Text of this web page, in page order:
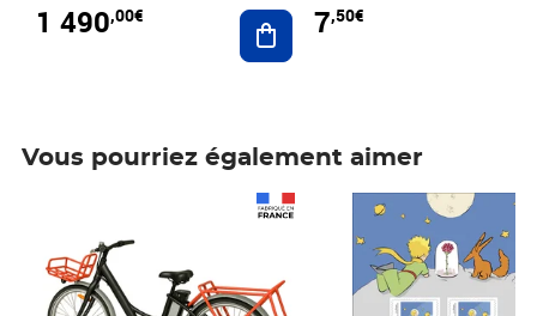
1 490,00€ Ajouter au panier
7,50€
Vous pourriez également aimer
Prix 7,50€